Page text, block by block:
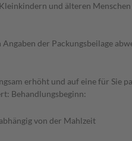
und älteren
der Packungsbeilage
erhöht und auf eine für Sie
Behandlungsbeginn:
von der Mahlzeit